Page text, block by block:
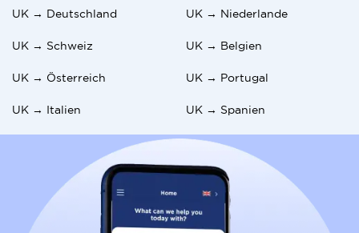
UK → Deutschland UK → Niederlande
UK → Schweiz UK → Belgien
UK → Österreich UK → Portugal
UK → Italien UK → Spanien